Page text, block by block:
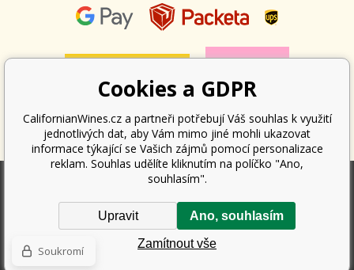
Podle zákona o evidenci tržeb je prodávající povinen vystavit kupujícímu
účtenku. Zároveň je povinen zaevidovat přijatou tržbu u správce daně
online; v případě technického výpadku pak nejpozději do 48 hodin.
Copyright ©
Californian Wines Export s.r.o.
vyhrazena.
Cookies a GDPR
CalifornianWines.cz a partneři potřebují Váš souhlas k využití
jednotlivých dat, aby Vám mimo jiné mohli ukazovat
informace týkající se Vašich zájmů pomocí personalizace
reklam. Souhlas udělíte kliknutím na políčko "Ano,
souhlasím".
Zamítnout vše
Ano, souhlasím
Upravit
Soukromí